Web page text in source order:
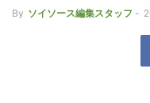
By ソイソース編集スタッフ -